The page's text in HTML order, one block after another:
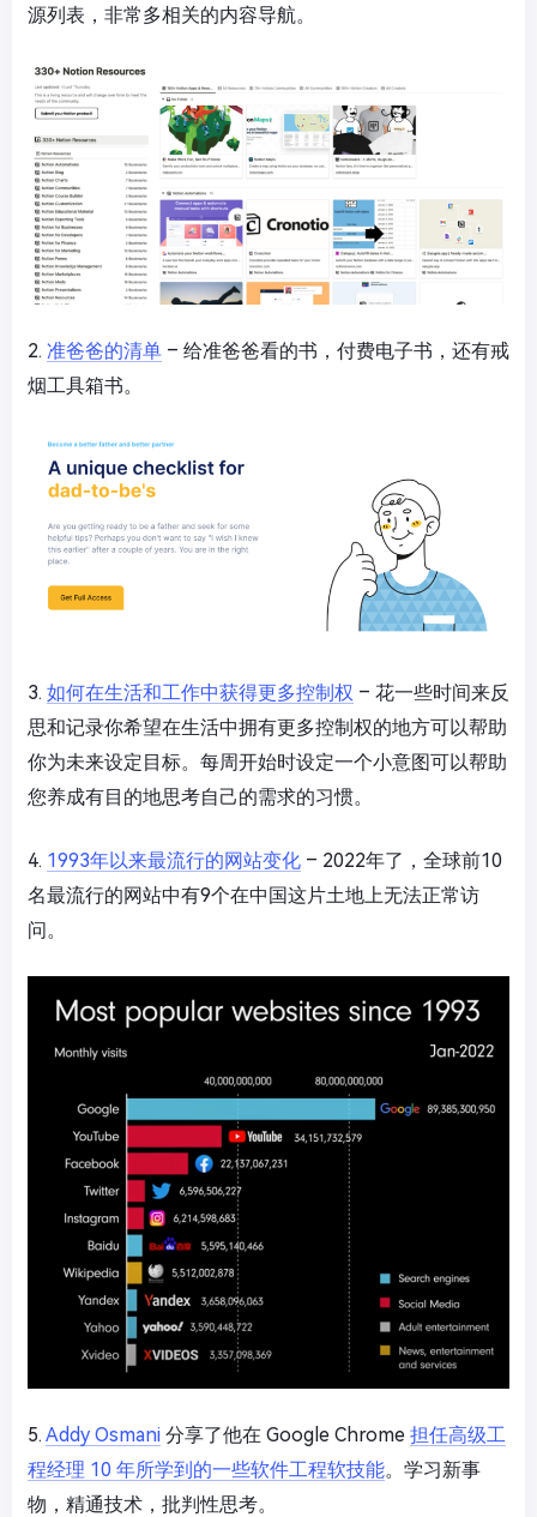
源列表，非常多相关的内容导航。
2. 准爸爸的清单 – 给准爸爸看的书，付费电子书，还有戒
烟工具箱书。
3. 如何在生活和工作中获得更多控制权 – 花一些时间来反
思和记录你希望在生活中拥有更多控制权的地方可以帮助
你为未来设定目标。每周开始时设定一个小意图可以帮助
您养成有目的地思考自己的需求的习惯。
4. 1993年以来最流行的网站变化 – 2022年了，全球前10
名最流行的网站中有9个在中国这片土地上无法正常访
问。
5. Addy Osmani 分享了他在 Google Chrome 担任高级工
程经理 10 年所学到的一些软件工程软技能。学习新事
物，精通技术，批判性思考。